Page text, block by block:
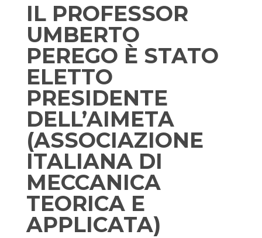
IL PROFESSOR
UMBERTO
PEREGO È STATO
ELETTO
PRESIDENTE
DELL’AIMETA
(ASSOCIAZIONE
ITALIANA DI
MECCANICA
TEORICA E
APPLICATA)